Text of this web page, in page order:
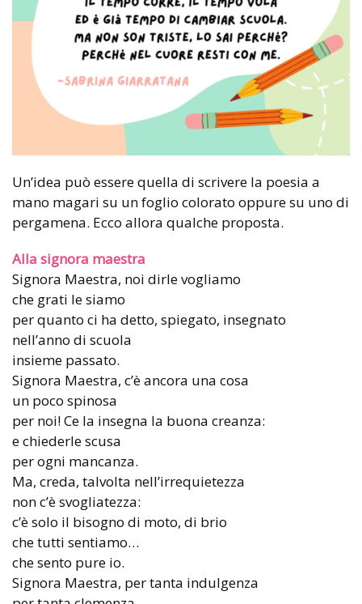
Un’idea può essere quella di scrivere la poesia a
mano magari su un foglio colorato oppure su uno di
pergamena. Ecco allora qualche proposta.
Alla signora maestra
Signora Maestra, noi dirle vogliamo
che grati le siamo
per quanto ci ha detto, spiegato, insegnato
nell’anno di scuola
insieme passato.
Signora Maestra, c’è ancora una cosa
un poco spinosa
per noi! Ce la insegna la buona creanza:
e chiederle scusa
per ogni mancanza.
Ma, creda, talvolta nell’irrequietezza
non c’è svogliatezza:
c’è solo il bisogno di moto, di brio
che tutti sentiamo…
che sento pure io.
Signora Maestra, per tanta indulgenza